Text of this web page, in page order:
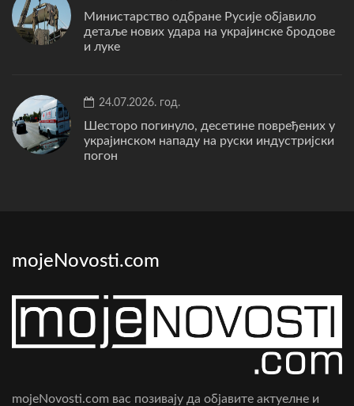
Министарство одбране Русије објавило
детаље нових удара на украјинске бродове
и луке
24.07.2026. год.
Шесторо погинуло, десетине повређених у
украјинском нападу на руски индустријски
погон
mojeNovosti.com
mojeNovosti.com вас позивају да објавите актуелне и